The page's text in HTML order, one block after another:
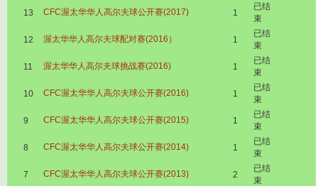
13 CFC渥太华华人高尔夫球公开赛(2017) 1
已结
束
12 渥太华华人高尔夫球配对赛(2016） 1
已结
束
11 渥太华华人高尔夫球挑战赛(2016) 1
已结
束
10 CFC渥太华华人高尔夫球公开赛(2016) 1
已结
束
9 CFC渥太华华人高尔夫球公开赛(2015) 1
已结
束
8 CFC渥太华华人高尔夫球公开赛(2014) 1
已结
束
7 CFC渥太华华人高尔夫球公开赛(2013) 2
已结
束